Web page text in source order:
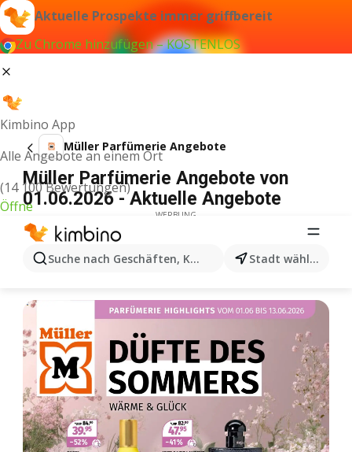
Aktuelle Prospekte immer griffbereit
Zu Chrome hinzufügen – KOSTENLOS
Kimbino App
Alle Angebote an einem Ort
(14 100 Bewertungen)
Öffne
Suche nach Geschäften, Kategorien, Produkten...
Stadt wählen
Müller Parfümerie Angebote
Müller Parfümerie Angebote von
01.06.2026 - Aktuelle Angebote
WERBUNG